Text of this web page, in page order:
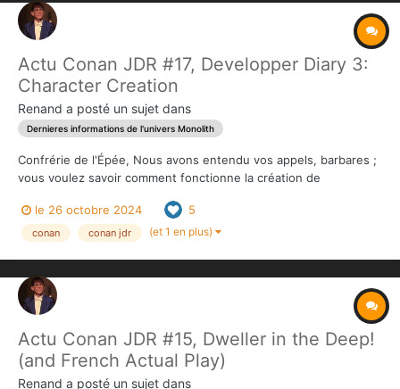
Actu Conan JDR #17, Developper Diary 3:
Character Creation
Renand a posté un sujet dans
Dernieres informations de l'univers Monolith
Confrérie de l'Épée, Nous avons entendu vos appels, barbares ;
vous voulez savoir comment fonctionne la création de
pas, mais Matt, lui, vous écoute, alors nous allons vous expliquer
étape par étape. Tout d'abord, le joueur doit choi...
le 26 octobre 2024 5
conan conan jdr (et 1 en plus)
Actu Conan JDR #15, Dweller in the Deep!
(and French Actual Play)
Renand a posté un sujet dans